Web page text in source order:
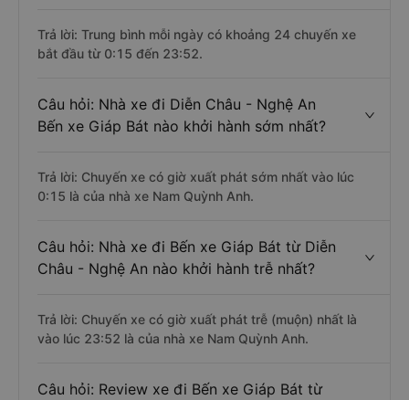
Trả lời: Trung bình mỗi ngày có khoảng 24 chuyến xe
bắt đầu từ 0:15 đến 23:52.
Câu hỏi: Nhà xe đi Diễn Châu - Nghệ An
Bến xe Giáp Bát nào khởi hành sớm nhất?
Trả lời: Chuyến xe có giờ xuất phát sớm nhất vào lúc
0:15 là của nhà xe Nam Quỳnh Anh.
Câu hỏi: Nhà xe đi Bến xe Giáp Bát từ Diễn
Châu - Nghệ An nào khởi hành trễ nhất?
Trả lời: Chuyến xe có giờ xuất phát trễ (muộn) nhất là
vào lúc 23:52 là của nhà xe Nam Quỳnh Anh.
Câu hỏi: Review xe đi Bến xe Giáp Bát từ